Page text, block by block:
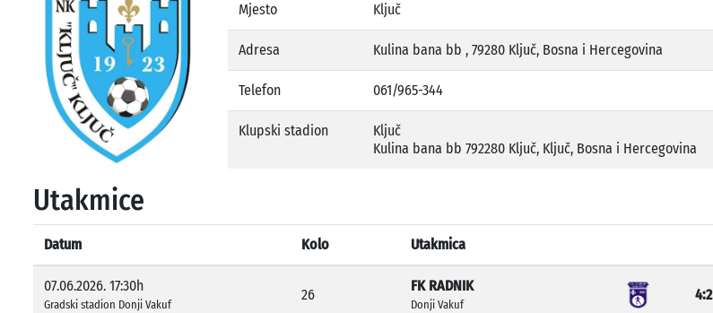
Mjesto Ključ
Adresa Kulina bana bb , 79280 Ključ, Bosna i Hercegovina
Telefon 061/965-344
Klupski stadion
Ključ
Kulina bana bb 792280 Ključ, Ključ, Bosna i Hercegovina
Utakmice
Datum Kolo Utakmica
07.06.2026. 17:30h
Gradski stadion Donji Vakuf
26
FK RADNIK
Donji Vakuf
4:2